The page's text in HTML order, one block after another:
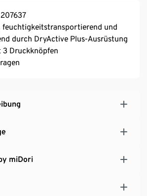
feuchtigkeitstransportierend und
durch DryActive Plus-Ausrüstung
Druckknöpfen
miDori